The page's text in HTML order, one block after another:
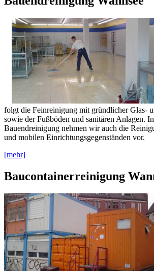
folgt die Feinreinigung mit gründlicher Glas-
sowie der Fußböden und sanitären Anlagen.
Bauendreinigung nehmen wir auch die
und mobilen Einrichtungsgegenständen vor.
[mehr]
Baucontainerreinigung